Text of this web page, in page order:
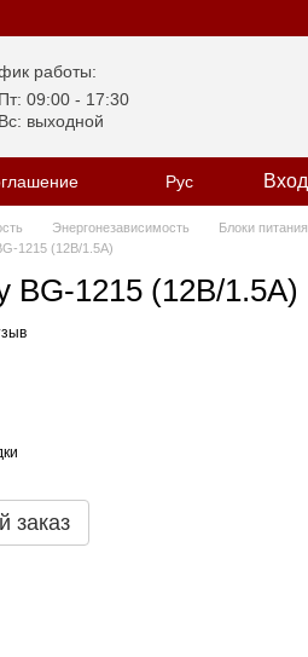
работы:
09:00 - 17:30
выходной
Рус Вход
Энергонезависимость
Блоки питания
1215 (12В/1.5А)
BG-1215 (12В/1.5А)
заказ